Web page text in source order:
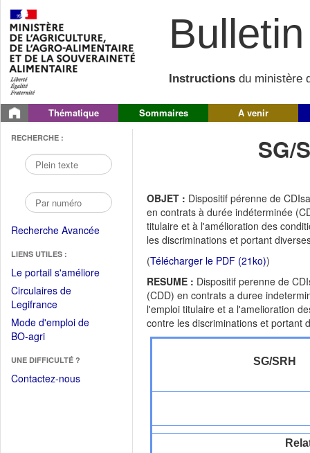
Instructions du ministère
Thématique Sommaires A venir
RECHERCHE :
Recherche Avancée
LIENS UTILES :
Le portail s'améliore(Fichier
Circulaires de
Legifrance(Ouvrir
dans
une
fenêtre)
Mode d'emploi de
BO-agri(Ouvrir
une
nouvelle
UNE DIFFICULTÉ ?
Contactez-nous
SG/
OBJET : Dispositif pérenne de
en contrats à durée indéterminée
titulaire et à l'amélioration des
les discriminations et portant
(Télécharger le PDF (21ko))
RESUME : Dispositif perenne de
(CDD) en contrats a duree
l'emploi titulaire et a l'amelioration
contre les discriminations et portant
SG/SRH